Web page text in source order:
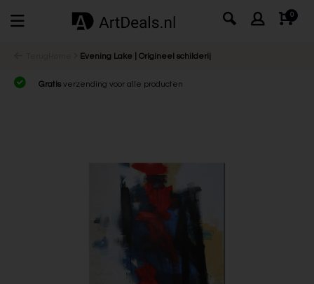
0
Evening Lake | Origineel schilderij
Gratis verzending voor alle producten